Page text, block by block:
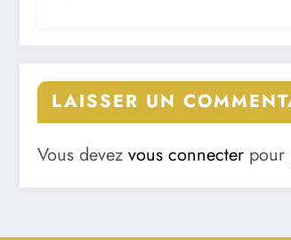
LAISSER UN
Vous devez vous connecter pour